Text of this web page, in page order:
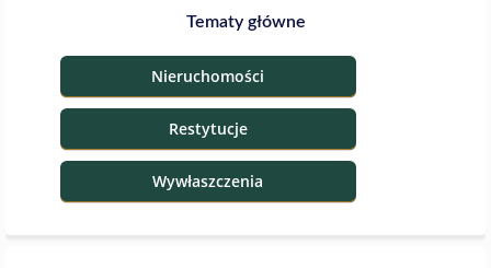
Tematy główne
Nieruchomości
Restytucje
Wywłaszczenia